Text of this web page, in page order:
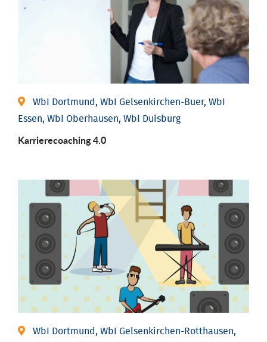
WbI Dortmund, WbI Gelsenkirchen-Buer, WbI
Essen, WbI Oberhausen, WbI Duisburg
Karriere­coaching 4.0
WbI Dortmund, WbI Gelsenkirchen-Rotthausen,